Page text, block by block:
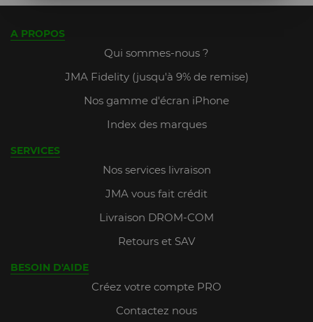
A PROPOS
Qui sommes-nous ?
JMA Fidelity (jusqu'à 9% de remise)
Nos gamme d'écran iPhone
Index des marques
SERVICES
Nos services livraison
JMA vous fait crédit
Livraison DROM-COM
Retours et SAV
BESOIN D'AIDE
Créez votre compte PRO
Contactez nous